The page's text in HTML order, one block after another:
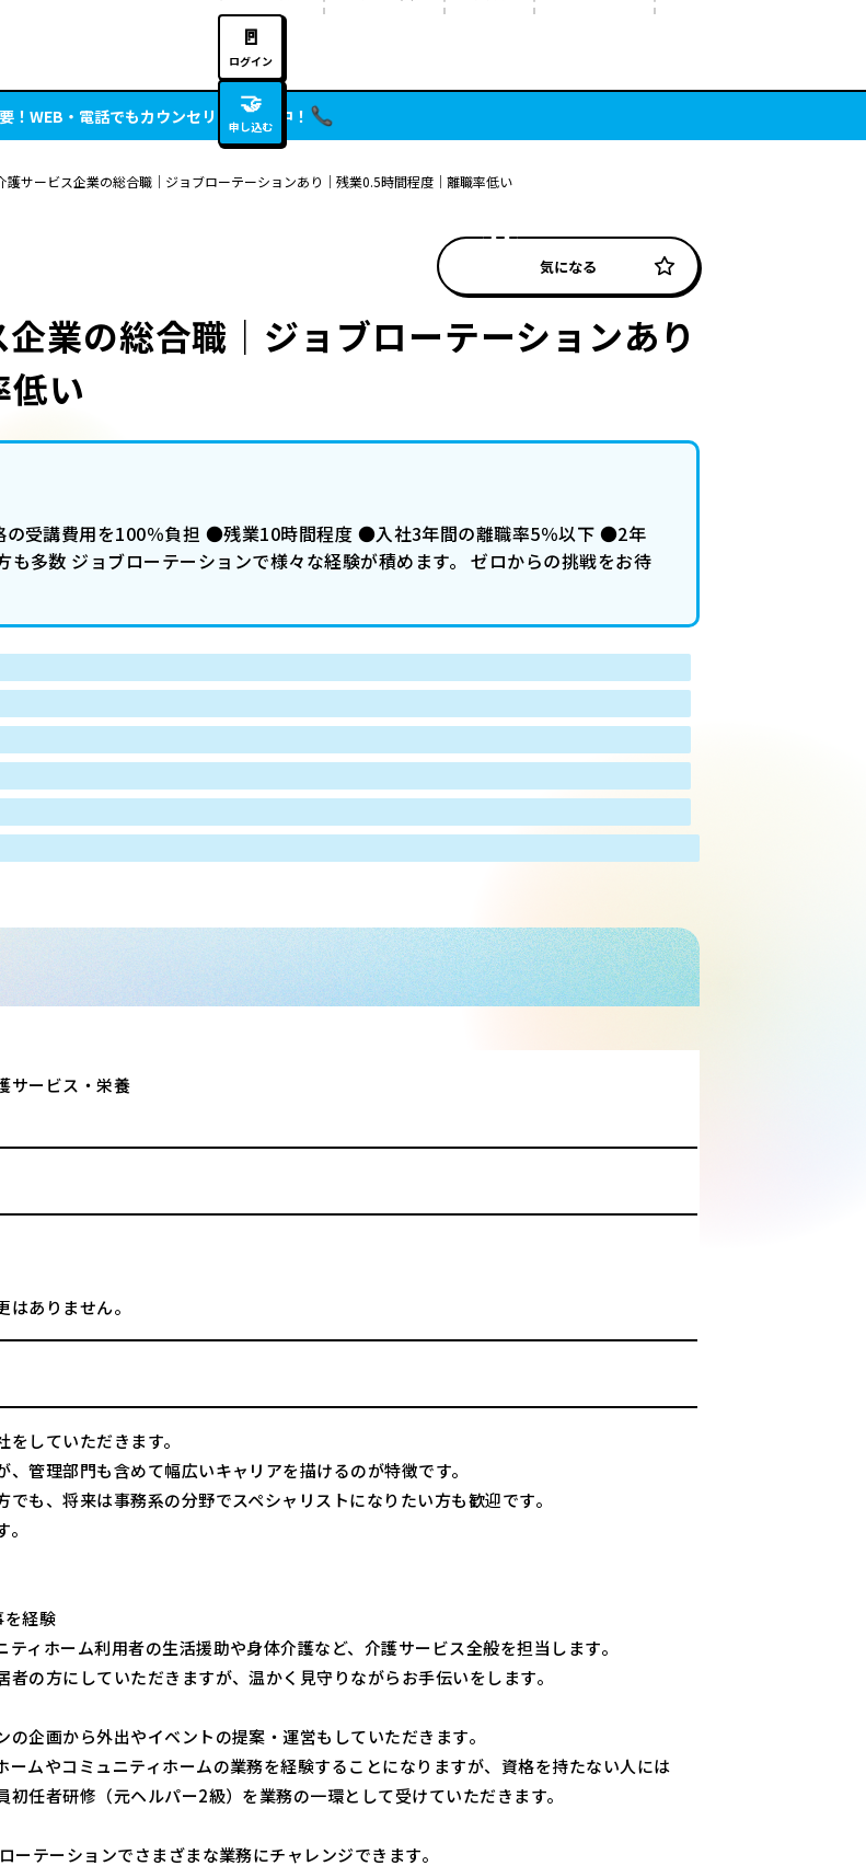
🚪
ログイン
🤝
申し込む
！WEB・電話でもカウンセリング実施中！
護サービス企業の総合職｜ジョブローテーションあり｜残業0.5時間程度｜離職率低い
気になる
企業の総合職｜ジョブローテーションあり
低い
受講費用を100％負担 ●残業10時間程度 ●入社3年間の離職率5％以下 ●2年
多数 ジョブローテーションで様々な経験が積めます。 ゼロからの挑戦をお待
サービス・栄養
ありません。
していただきます。
管理部門も含めて幅広いキャリアを描けるのが特徴です。
も、将来は事務系の分野でスペシャリストになりたい方も歓迎です。
経験
ティホーム利用者の生活援助や身体介護など、介護サービス全般を担当します。
者の方にしていただきますが、温かく見守りながらお手伝いをします。
の企画から外出やイベントの提案・運営もしていただきます。
ムやコミュニティホームの業務を経験することになりますが、資格を持たない人には
初任者研修（元ヘルパー2級）を業務の一環として受けていただきます。
テーションでさまざまな業務にチャレンジできます。